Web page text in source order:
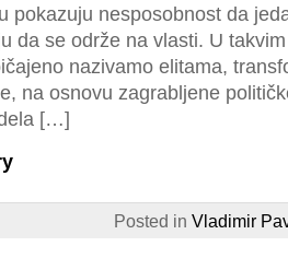
pokazuju nesposobnost da
da se održe na vlasti. U
nazivamo elitama,
na osnovu zagrabljene
[…]
Posted in Vladimir